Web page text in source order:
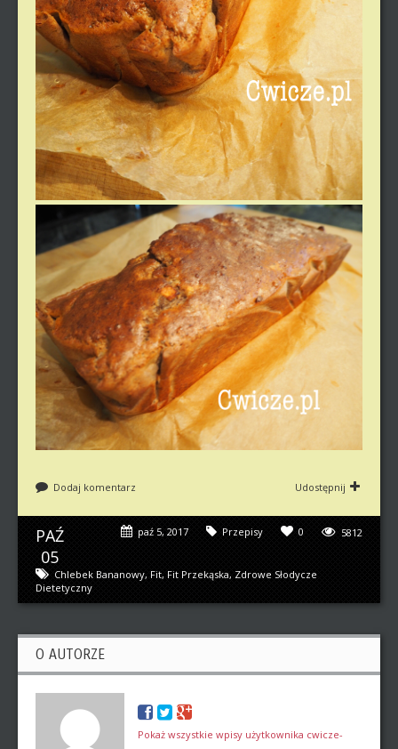
Dodaj komentarz Udostępnij
PAŹ
05
5812
0
Przepisy
paź 5, 2017
Chlebek Bananowy, Fit, Fit Przekąska, Zdrowe Słodycze
Dietetyczny
O AUTORZE
Pokaż wszystkie wpisy użytkownika cwicze-